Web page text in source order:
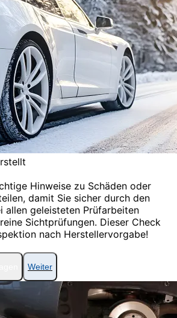
Hinweise zu Schäden oder
damit Sie sicher durch den
allen geleisteten Prüfarbeiten
Sichtprüfungen. Dieser Check
nach Herstellervorgabe!
Weiter